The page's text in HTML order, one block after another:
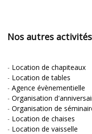
Nos autres activités
- Location de chapiteaux
- Location de tables
- Agence évènementielle
- Organisation
- Organisation de
- Location de chaises
- Location de vaisselle